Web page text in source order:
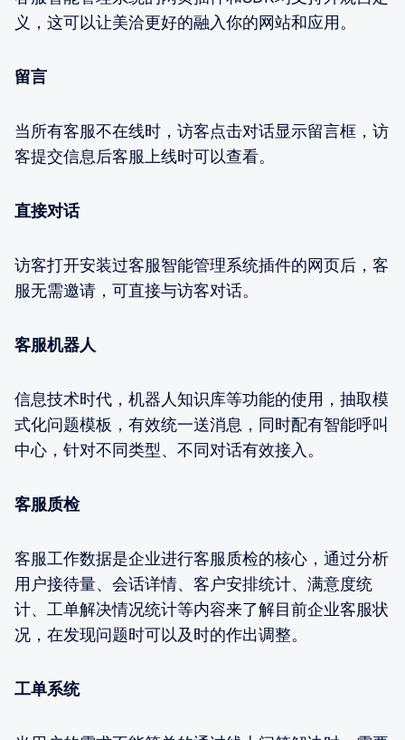
义，这可以让美洽更好的融入你的网站和应用。
留言
当所有客服不在线时，访客点击对话显示留言框，访
客提交信息后客服上线时可以查看。
直接对话
访客打开安装过客服智能管理系统插件的网页后，客
服无需邀请，可直接与访客对话。
客服机器人
信息技术时代，机器人知识库等功能的使用，抽取模
式化问题模板，有效统一送消息，同时配有智能呼叫
中心，针对不同类型、不同对话有效接入。
客服质检
客服工作数据是企业进行客服质检的核心，通过分析
用户接待量、会话详情、客户安排统计、满意度统
计、工单解决情况统计等内容来了解目前企业客服状
况，在发现问题时可以及时的作出调整。
工单系统